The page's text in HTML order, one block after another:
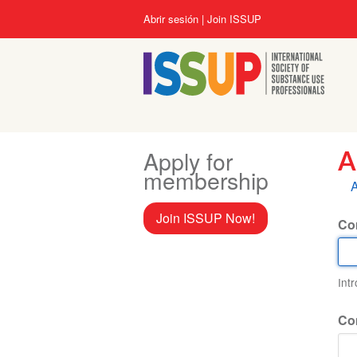
User
account
menu
Abrir sesión Join ISSUP
Apply for
membership
Join ISSUP Now!